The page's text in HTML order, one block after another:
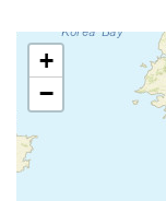
+
−